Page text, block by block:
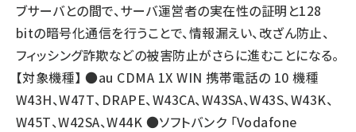
ブサーバとの間で、サーバ運営者の実在性の証明と128
bitの暗号化通信を行うことで、情報漏えい、改ざん防止、
フィッシング詐欺などの被害防止がさらに進むことになる。
【対象機種】 ●au CDMA 1X WIN 携帯電話の 10 機種
W43H、W47T、DRAPE、W43CA、W43SA、W43S、W43K、
W45T、W42SA、W44K ●ソフトバンク 「Vodafone